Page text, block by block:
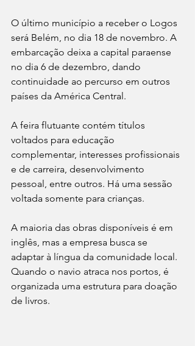
O último município a receber o Logos
será Belém, no dia 18 de novembro. A
embarcação deixa a capital paraense
no dia 6 de dezembro, dando
continuidade ao percurso em outros
países da América Central.
A feira flutuante contém títulos
voltados para educação
complementar, interesses profissionais
e de carreira, desenvolvimento
pessoal, entre outros. Há uma sessão
voltada somente para crianças.
A maioria das obras disponíveis é em
inglês, mas a empresa busca se
adaptar à língua da comunidade local.
Quando o navio atraca nos portos, é
organizada uma estrutura para doação
de livros.